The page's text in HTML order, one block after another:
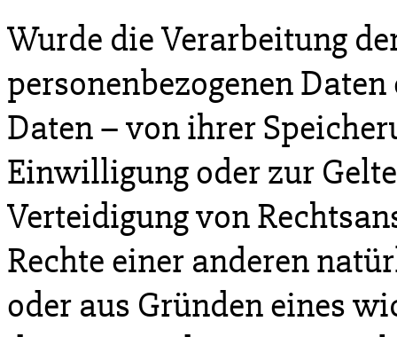
Wurde die Verarbeitung
personenbezogenen
Daten – von ihrer
Einwilligung oder zur
Verteidigung von
Rechte einer anderen
oder aus Gründen eines